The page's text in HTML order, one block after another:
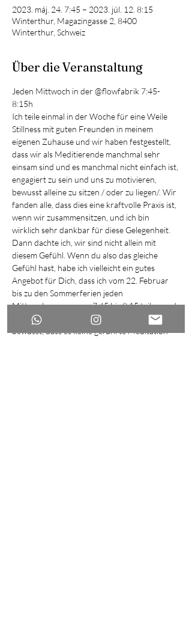
2023. máj. 24. 7:45 – 2023. júl. 12. 8:15
Winterthur, Magazingasse 2, 8400
Winterthur, Schweiz
Über die Veranstaltung
Jeden Mittwoch in der @flowfabrik 7:45-
8:15h
Ich teile einmal in der Woche für eine Weile
Stillness mit guten Freunden in meinem
eigenen Zuhause und wir haben festgestellt,
dass wir als Meditierende manchmal sehr
einsam sind und es manchmal nicht einfach ist,
engagiert zu sein und uns zu motivieren,
bewusst alleine zu sitzen / oder zu liegen/. Wir
fanden alle, dass dies eine kraftvolle Praxis ist,
wenn wir zusammensitzen, und ich bin
wirklich sehr dankbar für diese Gelegenheit.
Dann dachte ich, wir sind nicht allein mit
diesem Gefühl. Wenn du also das gleiche
Gefühl hast, habe ich vielleicht ein gutes
Angebot für Dich, dass ich vom 22. Februar
bis zu den Sommerferien jeden
Mittwochmorgen von 7:45 bis 8:15 teilen und
30 Minuten Stille mit Dir teilen werde. Sei
bewusst, dass es keine geführte Meditation